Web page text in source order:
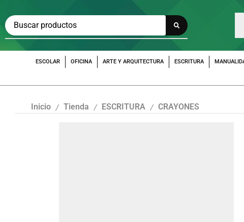
ESCOLAR OFICINA ARTE Y ARQUITECTURA ESCRITURA
Inicio / Tienda / ESCRITURA / CRAYONES